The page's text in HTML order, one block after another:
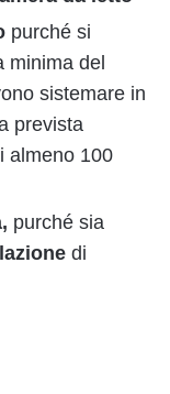
purché si
minima del
sistemare in
prevista
almeno 100
purché sia
di